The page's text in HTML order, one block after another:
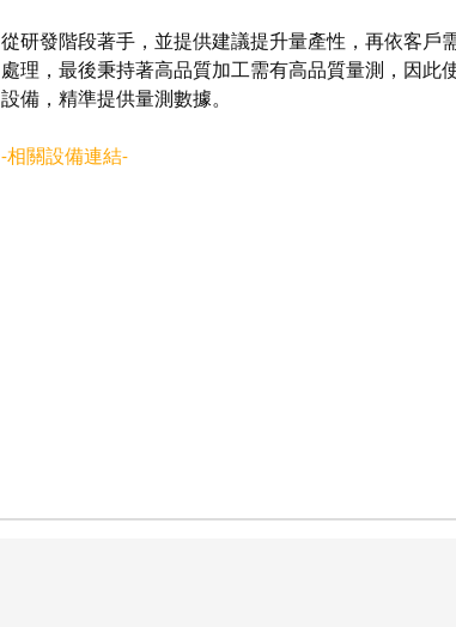
從研發階段著手，並提供建議提升量產性，再依客戶
處理，最後秉持著高品質加工需有高品質量測，因此
設備，精準提供量測數據。
-相關設備連結-